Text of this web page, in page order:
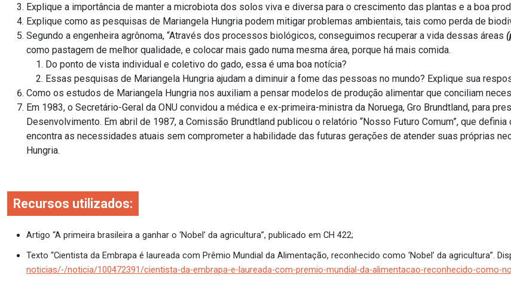
Explique a importância de manter a microbiota dos solos viva e diversa para o crescimento das plantas e a boa
Explique como as pesquisas de Mariangela Hungria podem mitigar problemas ambientais, tais como perda de
Segundo a engenheira agrônoma, “Através dos processos biológicos, conseguimos recuperar a vida dessas áreas
como pastagem de melhor qualidade, e colocar mais gado numa mesma área, porque há mais comida.
Do ponto de vista individual e coletivo do gado, essa é uma boa notícia?
Essas pesquisas de Mariangela Hungria ajudam a diminuir a fome das pessoas no mundo? Explique sua
Como os estudos de Mariangela Hungria nos auxiliam a pensar modelos de produção alimentar que conciliam
Em 1983, o Secretário-Geral da ONU convidou a médica e ex-primeira-ministra da Noruega, Gro Brundtland, para
Desenvolvimento. Em abril de 1987, a Comissão Brundtland publicou o relatório “Nosso Futuro Comum”, que
encontra as necessidades atuais sem comprometer a habilidade das futuras gerações de atender suas próprias
Hungria.
Recursos utilizados:
Artigo “A primeira brasileira a ganhar o ‘Nobel’ da agricultura”, publicado em CH 422;
Texto “Cientista da Embrapa é laureada com Prêmio Mundial da Alimentação, reconhecido como ‘Nobel’ da agricultura”.
noticias/-/noticia/100472391/cientista-da-embrapa-e-laureada-com-premio-mundial-da-alimentacao-reconhecido-como-